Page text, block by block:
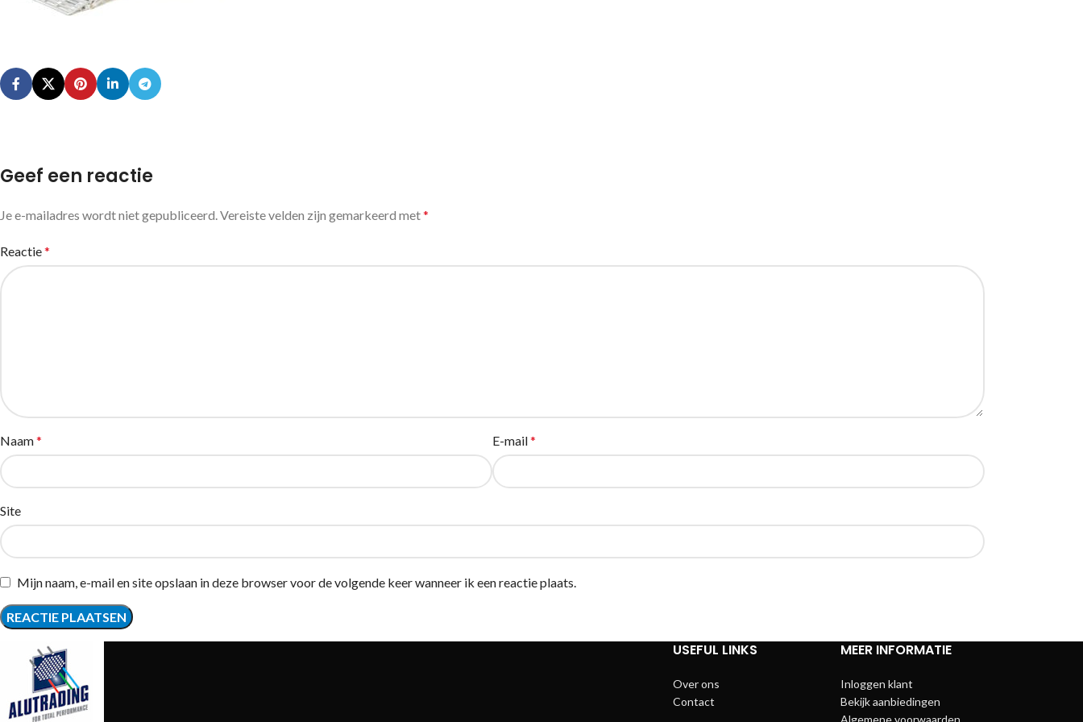
Geef een reactie
Je e-mailadres wordt niet gepubliceerd.Vereiste velden zijn gemarkeerd met*
Reactie*
Naam* E-mail*
Site
Mijn naam, e-mail en site opslaan in deze browser voor de volgende keer wanneer ik een reactie plaats.
USEFUL LINKS
Over ons
Contact
MEER INFORMATIE
Inloggen klant
Bekijk aanbiedingen